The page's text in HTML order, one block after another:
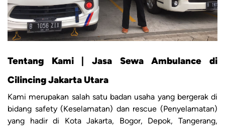
Tentang Kami | Jasa Sewa Ambulance di
Cilincing Jakarta Utara
Kami merupakan salah satu badan usaha yang bergerak di
bidang safety (Keselamatan) dan rescue (Penyelamatan)
yang hadir di Kota Jakarta, Bogor, Depok, Tangerang,